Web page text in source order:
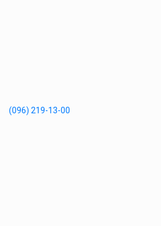
(096) 219-13-00